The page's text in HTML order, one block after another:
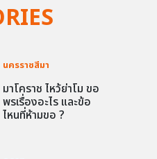
นครราชสีมา
มาโคราช ไหว้ย่าโม ขอ
พรเรื่องอะไร และข้อ
ไหนที่ห้ามขอ ?